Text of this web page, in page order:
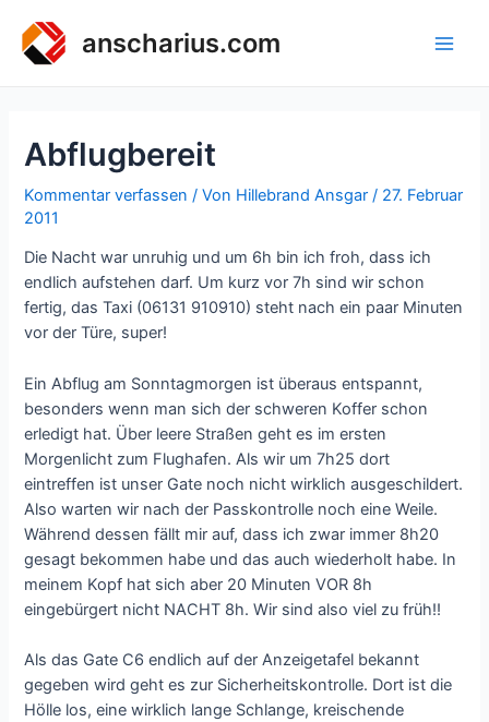
Inhalt
springen
anscharius.com
Abflugbereit
Kommentar verfassen / Von Hillebrand Ansgar / 27. Februar
2011
Die Nacht war unruhig und um 6h bin ich froh, dass ich
endlich aufstehen darf. Um kurz vor 7h sind wir schon
fertig, das Taxi (06131 910910) steht nach ein paar Minuten
vor der Türe, super!
Ein Abflug am Sonntagmorgen ist überaus entspannt,
besonders wenn man sich der schweren Koffer schon
erledigt hat. Über leere Straßen geht es im ersten
Morgenlicht zum Flughafen. Als wir um 7h25 dort
eintreffen ist unser Gate noch nicht wirklich ausgeschildert.
Also warten wir nach der Passkontrolle noch eine Weile.
Während dessen fällt mir auf, dass ich zwar immer 8h20
gesagt bekommen habe und das auch wiederholt habe. In
meinem Kopf hat sich aber 20 Minuten VOR 8h
eingebürgert nicht NACHT 8h. Wir sind also viel zu früh!!
Als das Gate C6 endlich auf der Anzeigetafel bekannt
gegeben wird geht es zur Sicherheitskontrolle. Dort ist die
Hölle los, eine wirklich lange Schlange, kreischende